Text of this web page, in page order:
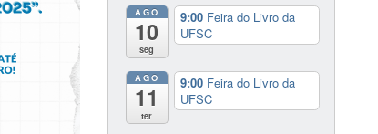
AGO
10
seg
9:00 Feira do Livro da
UFSC
AGO
11
ter
9:00 Feira do Livro da
UFSC